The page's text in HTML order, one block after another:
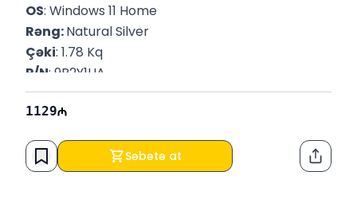
OS: Windows 11 Home
Rəng: Natural Silver
Çəki: 1.78 Kq
P/N: 9R2Y1UA
Zəmanət: 12 Ay
1129
Səbətə at